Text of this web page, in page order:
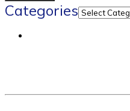
Categories